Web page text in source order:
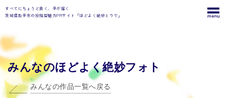
すべてにちょうど良く、手が届く
茨城県取手市の投稿型魅力PRサイト「ほどよく絶妙とりで」
みんなのほどよく絶妙フォト
みんなの作品一覧へ戻る